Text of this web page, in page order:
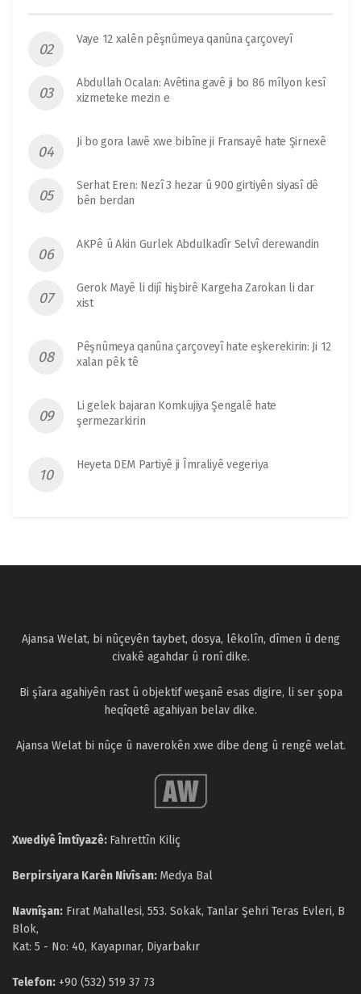
Vaye 12 xalên pêşnûmeya qanûna çarçoveyî
Abdullah Ocalan: Avêtina gavê ji bo 86 mîlyon kesî
xizmeteke mezin e
Ji bo gora lawê xwe bibîne ji Fransayê hate Şirnexê
Serhat Eren: Nezî 3 hezar û 900 girtiyên siyasî dê
bên berdan
AKPê û Akin Gurlek Abdulkadîr Selvî derewandin
Gerok Mayê li dijî hişbirê Kargeha Zarokan li dar
xist
Pêşnûmeya qanûna çarçoveyî hate eşkerekirin: Ji 12
xalan pêk tê
Li gelek bajaran Komkujiya Şengalê hate
şermezarkirin
Heyeta DEM Partiyê ji Îmraliyê vegeriya
Ajansa Welat, bi nûçeyên taybet, dosya, lêkolîn, dîmen û deng
civakê agahdar û ronî dike.
Bi şîara agahiyên rast û objektif weşanê esas digire, li ser şopa
heqîqetê agahiyan belav dike.
Ajansa Welat bi nûçe û naverokên xwe dibe deng û rengê welat.
Xwediyê Îmtîyazê: Fahrettîn Kiliç
Berpirsiyara Karên Nivîsan: Medya Bal
Navnîşan: Fırat Mahallesi, 553. Sokak, Tanlar Şehri Teras Evleri, B
Blok,
Kat: 5 - No: 40, Kayapınar, Diyarbakır
Telefon: +90 (532) 519 37 73